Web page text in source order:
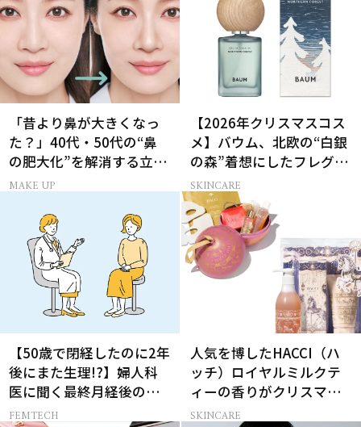
「昔より鼻が大きくなっ
た？」40代・50代の“鼻
の肥大化”を解消する立体
小鼻メイク
MAKE UP
【2026年クリスマスコス
メ】バウム、北欧の“白銀
の森”着想にしたフレグラ
ンス＆ハンドクリーム
SKINCARE
【50歳で閉経したのに2年
後にまた生理!?】婦人科
医に聞く最終月経後の出
血の対処法
FEMTECH
人気を博したHACCI（ハ
ッチ）ロイヤルミルクテ
ィーの香りがクリスマス
に向けて限定セットで復
SKINCARE